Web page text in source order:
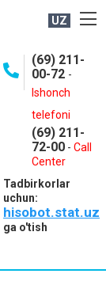
UZ
(69) 211-
00-72 -
Ishonch
telefoni
(69) 211-
72-00 - Call
Center
Tadbirkorlar
uchun:
hisobot.stat.uz
ga o'tish